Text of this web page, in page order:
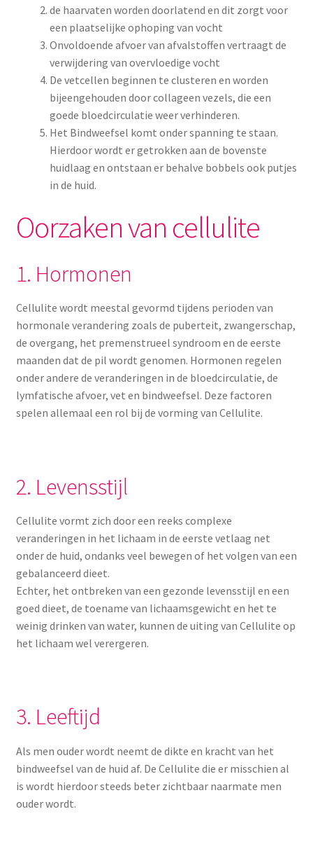
de haarvaten worden doorlatend en dit zorgt voor
een plaatselijke ophoping van vocht
Onvoldoende afvoer van afvalstoffen vertraagt de
verwijdering van overvloedige vocht
De vetcellen beginnen te clusteren en worden
bijeengehouden door collageen vezels, die een
goede bloedcirculatie weer verhinderen.
Het Bindweefsel komt onder spanning te staan.
Hierdoor wordt er getrokken aan de bovenste
huidlaag en ontstaan er behalve bobbels ook putjes
in de huid.
Oorzaken van cellulite
1. Hormonen
Cellulite wordt meestal gevormd tijdens perioden van
hormonale verandering zoals de puberteit, zwangerschap,
de overgang, het premenstrueel syndroom en de eerste
maanden dat de pil wordt genomen. Hormonen regelen
onder andere de veranderingen in de bloedcirculatie, de
lymfatische afvoer, vet en bindweefsel. Deze factoren
spelen allemaal een rol bij de vorming van Cellulite.
2. Levensstijl
Cellulite vormt zich door een reeks complexe
veranderingen in het lichaam in de eerste vetlaag net
onder de huid, ondanks veel bewegen of het volgen van een
gebalanceerd dieet.
Echter, het ontbreken van een gezonde levensstijl en een
goed dieet, de toename van lichaamsgewicht en het te
weinig drinken van water, kunnen de uiting van Cellulite op
het lichaam wel verergeren.
3. Leeftijd
Als men ouder wordt neemt de dikte en kracht van het
bindweefsel van de huid af. De Cellulite die er misschien al
is wordt hierdoor steeds beter zichtbaar naarmate men
ouder wordt.